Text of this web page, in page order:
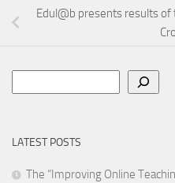
Edul@b presents results of
LATEST POSTS
The “Improving Online